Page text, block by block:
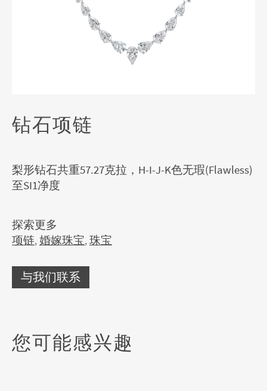
钻石项链
梨形钻石共重57.27克拉，H-I-J-K色无瑕(Flawless)
至SI1净度
探索更多
项链, 婚嫁珠宝, 珠宝
与我们联系
您可能感兴趣